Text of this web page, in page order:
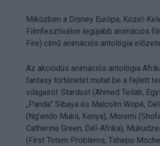
Miközben a Disney Európa, Közel-
Filmfesztiválon legújabb animációs
Fire) című animációs antológia
Az akciódús animációs antológia
fantasy történetet mutat be a fejlett
világairól: Stardust (Ahmed Teilab,
„Panda” Sibaya és Malcolm Wopé,
(Ng’endo Mukii, Kenya), Moremi
Catherine Green, Dél-Afrika),
(First Totem Problems, Tshepo